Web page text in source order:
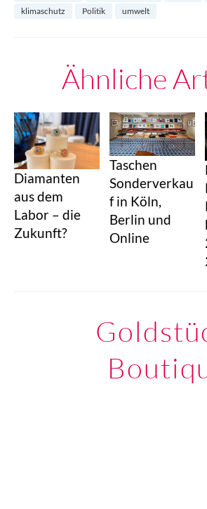
klimaschutz
Politik umwelt
Ähnliche
Diamanten
aus dem
Labor – die
Zukunft?
Taschen
Sonderverkau
f in Köln,
Berlin und
Online